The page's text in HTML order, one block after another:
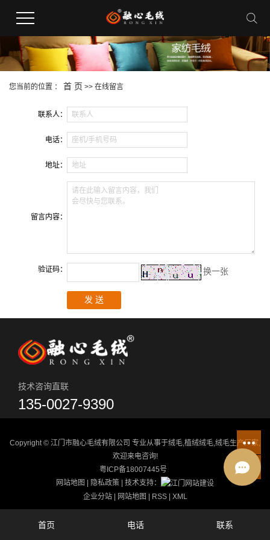
您当前的位置 ： 首 页 >> 在线留言
联系人： 联系人
电话： 座机/手机号码
地址： 地址
留言内容：
请在此输入留言内容，我们
会尽快与您联系。
验证码： 换一张
技术咨询直联
135-0027-9390
Copyright © 江门市融心毛绒有限公司 专业从事于绒毛,植绒绒毛,绒毛生产厂家,
欢迎来电咨询!
粤ICP备18007445号
网站地图
隐私政策 | 技术支持：
企业分站| 网站地图 RSS| XML
首页 电话 联系